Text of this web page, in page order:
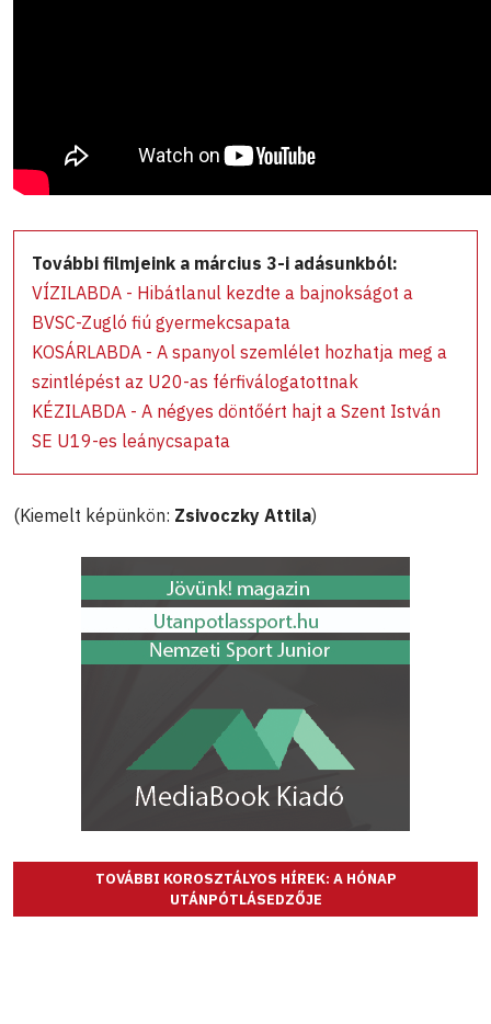
További filmjeink a március 3-i adásunkból:
VÍZILABDA - Hibátlanul kezdte a bajnokságot a
BVSC-Zugló fiú gyermekcsapata
KOSÁRLABDA - A spanyol szemlélet hozhatja meg a
szintlépést az U20-as férfiválogatottnak
KÉZILABDA - A négyes döntőért hajt a Szent István
SE U19-es leánycsapata
(Kiemelt képünkön: Zsivoczky Attila)
TOVÁBBI KOROSZTÁLYOS HÍREK: A HÓNAP
UTÁNPÓTLÁSEDZŐJE